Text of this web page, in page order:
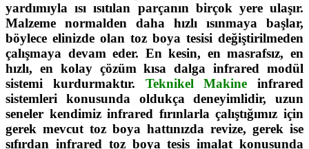
yardımıyla ısı ısıtılan parçanın birçok yere ulaşır.
Malzeme normalden daha hızlı ısınmaya başlar,
böylece elinizde olan toz boya tesisi değiştirilmeden
çalışmaya devam eder. En kesin, en masrafsız, en
hızlı, en kolay çözüm kısa dalga infrared modül
sistemi kurdurmaktır. Teknikel Makine infrared
sistemleri konusunda oldukça deneyimlidir, uzun
seneler kendimiz infrared fırınlarla çalıştığımız için
gerek mevcut toz boya hattınızda revize, gerek ise
sıfırdan infrared toz boya tesis imalat konusunda